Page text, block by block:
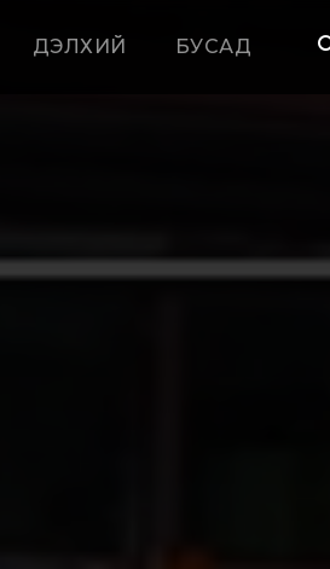
ДЭЛХИЙ БУСАД